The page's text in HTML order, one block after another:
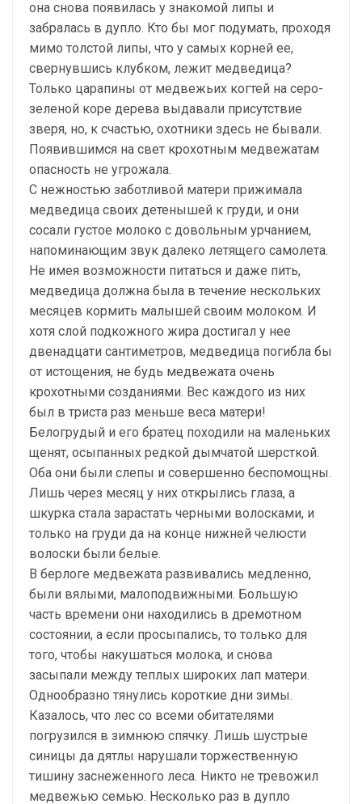
она снова появилась у знакомой липы и
забралась в дупло. Кто бы мог подумать, проходя
мимо толстой липы, что у самых корней ее,
свернувшись клубком, лежит медведица?
Только царапины от медвежьих когтей на серо-
зеленой коре дерева выдавали присутствие
зверя, но, к счастью, охотники здесь не бывали.
Появившимся на свет крохотным медвежатам
опасность не угрожала.
С нежностью заботливой матери прижимала
медведица своих детенышей к груди, и они
сосали густое молоко с довольным урчанием,
напоминающим звук далеко летящего самолета.
Не имея возможности питаться и даже пить,
медведица должна была в течение нескольких
месяцев кормить малышей своим молоком. И
хотя слой подкожного жира достигал у нее
двенадцати сантиметров, медведица погибла бы
от истощения, не будь медвежата очень
крохотными созданиями. Вес каждого из них
был в триста раз меньше веса матери!
Белогрудый и его братец походили на маленьких
щенят, осыпанных редкой дымчатой шерсткой.
Оба они были слепы и совершенно беспомощны.
Лишь через месяц у них открылись глаза, а
шкурка стала зарастать черными волосками, и
только на груди да на конце нижней челюсти
волоски были белые.
В берлоге медвежата развивались медленно,
были вялыми, малоподвижными. Большую
часть времени они находились в дремотном
состоянии, а если просыпались, то только для
того, чтобы накушаться молока, и снова
засыпали между теплых широких лап матери.
Однообразно тянулись короткие дни зимы.
Казалось, что лес со всеми обитателями
погрузился в зимнюю спячку. Лишь шустрые
синицы да дятлы нарушали торжественную
тишину заснеженного леса. Никто не тревожил
медвежью семью. Несколько раз в дупло